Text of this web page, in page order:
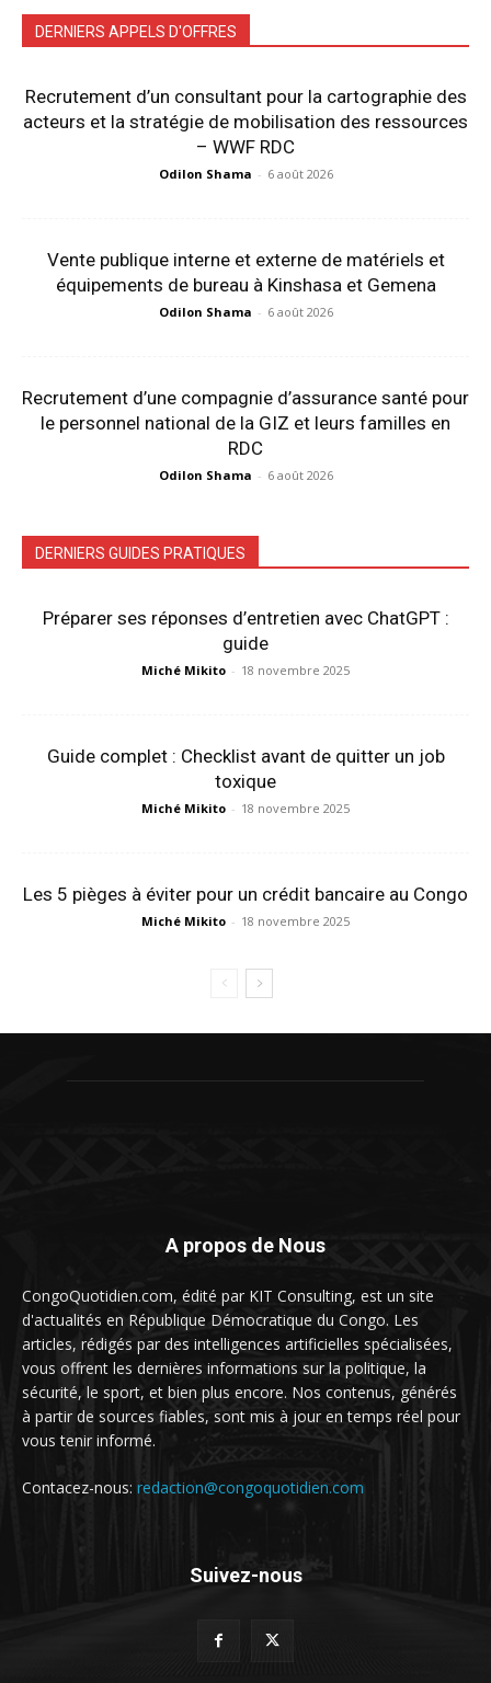
DERNIERS APPELS D'OFFRES
Recrutement d’un consultant pour la cartographie des
acteurs et la stratégie de mobilisation des ressources
– WWF RDC
Odilon Shama - 6 août 2026
Vente publique interne et externe de matériels et
équipements de bureau à Kinshasa et Gemena
Odilon Shama - 6 août 2026
Recrutement d’une compagnie d’assurance santé pour
le personnel national de la GIZ et leurs familles en
RDC
Odilon Shama - 6 août 2026
DERNIERS GUIDES PRATIQUES
Préparer ses réponses d’entretien avec ChatGPT :
guide
Miché Mikito - 18 novembre 2025
Guide complet : Checklist avant de quitter un job
toxique
Miché Mikito - 18 novembre 2025
Les 5 pièges à éviter pour un crédit bancaire au Congo
Miché Mikito - 18 novembre 2025
A propos de Nous
CongoQuotidien.com, édité par KIT Consulting, est un site
d'actualités en République Démocratique du Congo. Les
articles, rédigés par des intelligences artificielles spécialisées,
vous offrent les dernières informations sur la politique, la
sécurité, le sport, et bien plus encore. Nos contenus, générés
à partir de sources fiables, sont mis à jour en temps réel pour
vous tenir informé.
Contacez-nous: redaction@congoquotidien.com
Suivez-nous